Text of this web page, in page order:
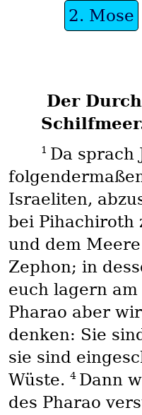
2. Mose
Der
1 Da sprach
Israeliten,
bei Pihachiroth
und dem
Zephon; in
euch lagern
Pharao aber
denken: Sie
sie sind
Wüste. 4 Dann
des Pharao